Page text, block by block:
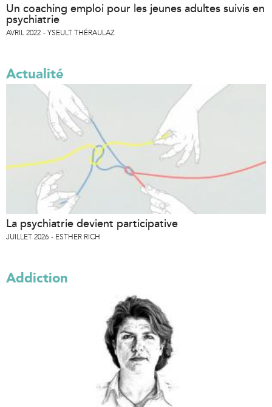
Un coaching emploi pour les jeunes adultes suivis en
psychiatrie
AVRIL 2022 YSEULT THÉRAULAZ
Actualité
La psychiatrie devient participative
JUILLET 2026 ESTHER RICH
Addiction